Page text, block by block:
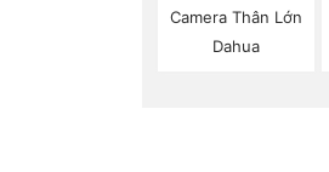
Camera Thân Lớn
Dahua